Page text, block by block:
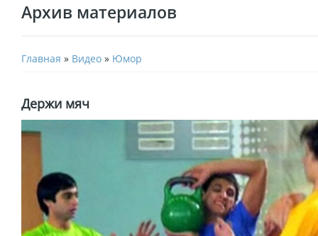
Архив материалов
Главная » Видео » Юмор
Держи мяч